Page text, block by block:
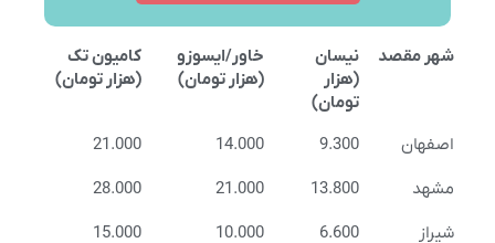
شهر مقصد
نیسان
(هزار
تومان)
خاور/ایسوزو
(هزار تومان)
کامیون تک
(هزار تومان)
اصفهان 9.300
14.000
21.000
مشهد
13.800
21.000
28.000
شیراز
6.600
10.000
15.000